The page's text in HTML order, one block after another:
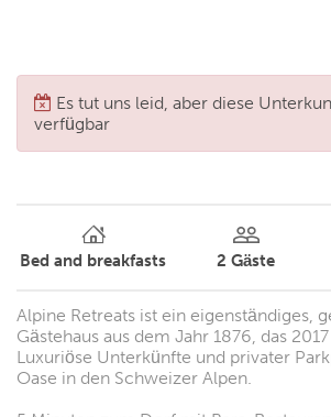
Es tut uns leid, aber diese
verfügbar
Bed and breakfasts 2 Gäste
Alpine Retreats ist ein eigenständiges,
Gästehaus aus dem Jahr 1876, das
Luxuriöse Unterkünfte und privater
Oase in den Schweizer Alpen.